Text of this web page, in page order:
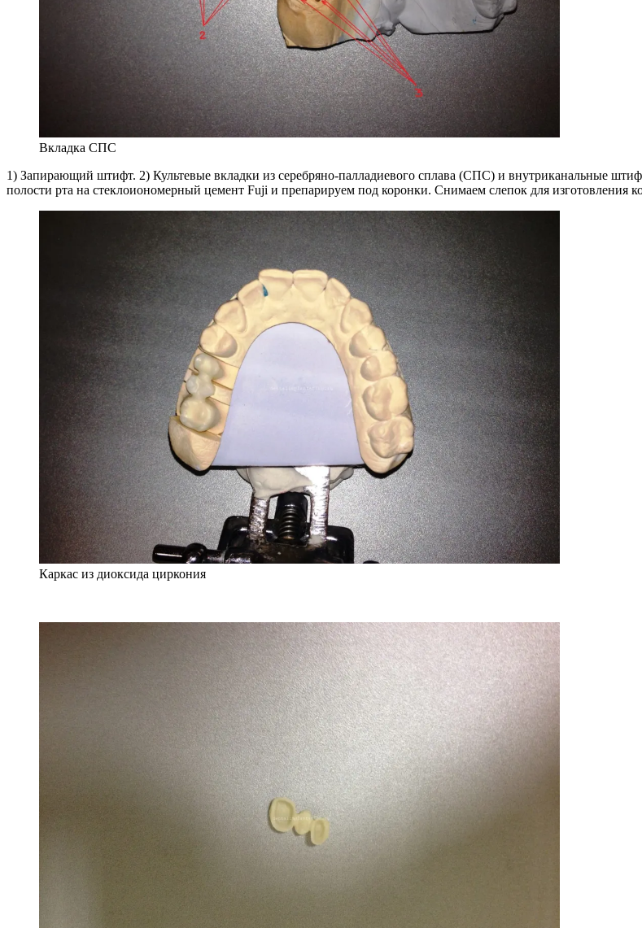
Вкладка СПС
1) Запирающий штифт. 2) Культевые вкладки из серебряно-палладиевого сплава (СПС) и внутриканальные
полости рта на стеклоиономерный цемент Fuji и препарируем под коронки. Снимаем слепок для изготовления
Каркас из диоксида циркония